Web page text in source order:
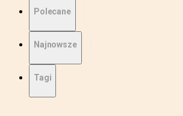
Polecane
Najnowsze
Tagi